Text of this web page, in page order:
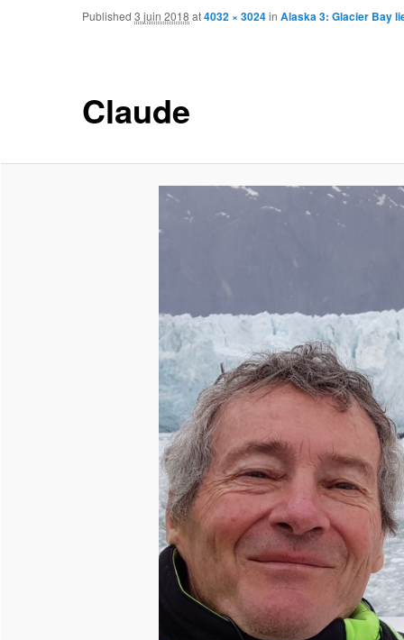
Claude
Published3 juin 2018 at4032 × 3024inAlaska 3: Glacier Bay